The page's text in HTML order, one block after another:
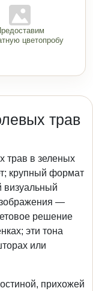
цветопробу
трав
трав в зеленых
крупный формат
визуальный
—
решение
эти тона
или
прихожей